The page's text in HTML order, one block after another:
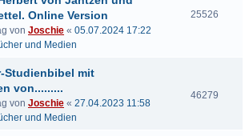
Online Version
von Joschie « 05.07.2024 17:22
und Medien
25526
Studienbibel mit
von.........
von Joschie « 27.04.2023 11:58
und Medien
46279